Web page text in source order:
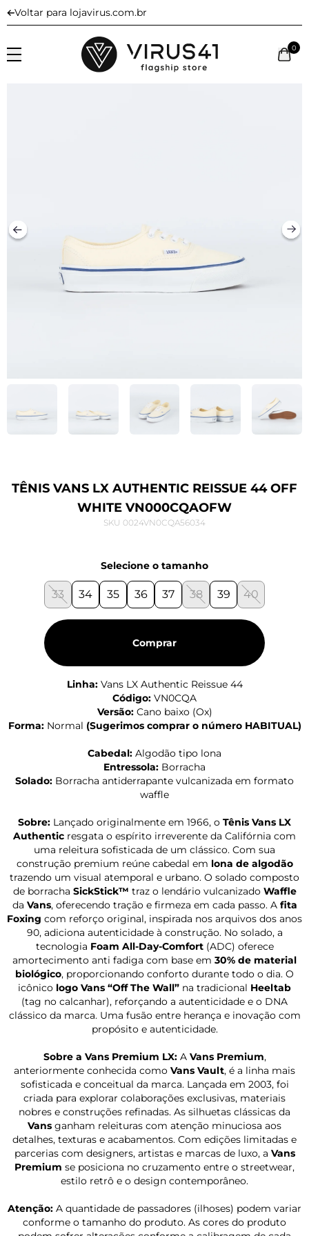
Voltar para lojavirus.com.br
0
TÊNIS VANS LX AUTHENTIC REISSUE 44 OFF
WHITE VN000CQAOFW
SKU 0024VN0CQA56034
Selecione o tamanho
33 34 35 36 37 38 39 40
Comprar
Linha:Vans LX Authentic Reissue 44
Código: VN0CQA
Versão:Cano baixo (Ox)
Forma:Normal (Sugerimos comprar o número HABITUAL)
Cabedal: Algodão tipo lona
Entressola: Borracha
Solado: Borracha antiderrapante vulcanizada em formato
waffle
Sobre: Lançado originalmente em 1966, o Tênis Vans LX
Authentic resgata o espírito irreverente da Califórnia com
uma releitura sofisticada de um clássico. Com sua
construção premium reúne cabedal em lona de algodão
trazendo um visual atemporal e urbano. O solado composto
de borracha SickStick™ traz o lendário vulcanizado Waffle
da Vans, oferecendo tração e firmeza em cada passo. A fita
Foxing com reforço original, inspirada nos arquivos dos anos
90, adiciona autenticidade à construção. No solado, a
tecnologia Foam All-Day-Comfort(ADC) oferece
amortecimento anti fadiga com base em 30% de material
biológico, proporcionando conforto durante todo o dia. O
icônico logo Vans “Off The Wall” na tradicional Heeltab
(tag no calcanhar), reforçando a autenticidade e o DNA
clássico da marca. Uma fusão entre herança e inovação com
propósito e autenticidade.
Sobre a Vans Premium LX:A Vans Premium,
anteriormente conhecida como Vans Vault, é a linha mais
sofisticada e conceitual da marca. Lançada em 2003, foi
criada para explorar colaborações exclusivas, materiais
nobres e construções refinadas. As silhuetas clássicas da
Vans ganham releituras com atenção minuciosa aos
detalhes, texturas e acabamentos. Com edições limitadas e
parcerias com designers, artistas e marcas de luxo, a Vans
Premium se posiciona no cruzamento entre o streetwear,
estilo retrô e o design contemporâneo.
Atenção: A quantidade de passadores (ilhoses) podem variar
conforme o tamanho do produto. As cores do produto